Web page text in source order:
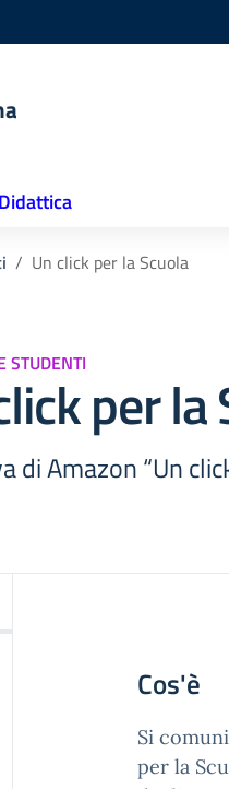
Didattica
Un click per la Scuola
STUDENTI
per la
di Amazon “Un
Cos'è
Si
per la